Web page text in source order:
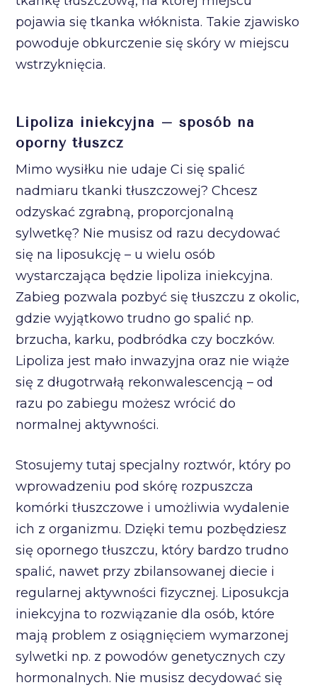
pojawia się tkanka włóknista. Takie zjawisko
powoduje obkurczenie się skóry w miejscu
wstrzyknięcia.
Lipoliza iniekcyjna – sposób na
oporny tłuszcz
Mimo wysiłku nie udaje Ci się spalić
nadmiaru tkanki tłuszczowej? Chcesz
odzyskać zgrabną, proporcjonalną
sylwetkę? Nie musisz od razu decydować
się na liposukcję – u wielu osób
wystarczająca będzie lipoliza iniekcyjna.
Zabieg pozwala pozbyć się tłuszczu z okolic,
gdzie wyjątkowo trudno go spalić np.
brzucha, karku, podbródka czy boczków.
Lipoliza jest mało inwazyjna oraz nie wiąże
się z długotrwałą rekonwalescencją – od
razu po zabiegu możesz wrócić do
normalnej aktywności.
Stosujemy tutaj specjalny roztwór, który po
wprowadzeniu pod skórę rozpuszcza
komórki tłuszczowe i umożliwia wydalenie
ich z organizmu. Dzięki temu pozbędziesz
się opornego tłuszczu, który bardzo trudno
spalić, nawet przy zbilansowanej diecie i
regularnej aktywności fizycznej. Liposukcja
iniekcyjna to rozwiązanie dla osób, które
mają problem z osiągnięciem wymarzonej
sylwetki np. z powodów genetycznych czy
hormonalnych. Nie musisz decydować się